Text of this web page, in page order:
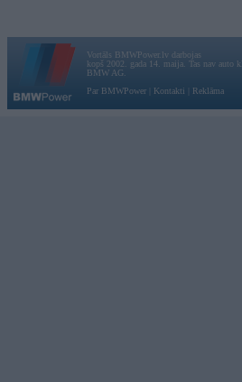
Vortāls BMWPower.lv darbojas
kopš 2002. gada 14. maija. Tas nav auto
BMW AG.
Par BMWPower
Kontakti Reklāma